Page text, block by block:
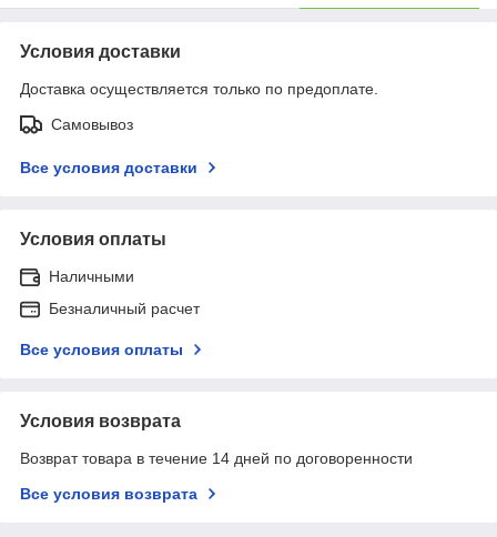
Условия доставки
Доставка осуществляется только по предоплате.
Самовывоз
Все условия доставки
Условия оплаты
Наличными
Безналичный расчет
Все условия оплаты
Условия возврата
Возврат товара в течение 14 дней по договоренности
Все условия возврата